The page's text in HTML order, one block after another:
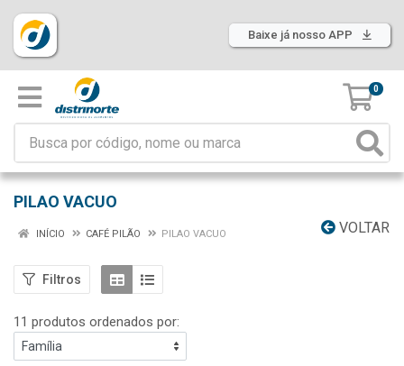
Baixe já nosso APP
0
PILAO VACUO
VOLTAR
INÍCIO CAFÉ PILÃO PILAO VACUO
Filtros
11 produtos ordenados por: